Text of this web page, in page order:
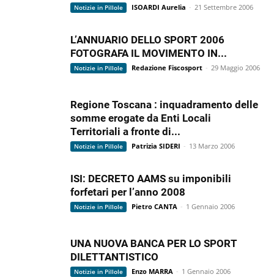
Notizie in Pillole ISOARDI Aurelia - 21 Settembre 2006
L’ANNUARIO DELLO SPORT 2006
FOTOGRAFA IL MOVIMENTO IN...
Notizie in Pillole Redazione Fiscosport - 29 Maggio 2006
Regione Toscana : inquadramento delle
somme erogate da Enti Locali
Territoriali a fronte di...
Notizie in Pillole Patrizia SIDERI - 13 Marzo 2006
ISI: DECRETO AAMS su imponibili
forfetari per l’anno 2008
Notizie in Pillole Pietro CANTA - 1 Gennaio 2006
UNA NUOVA BANCA PER LO SPORT
DILETTANTISTICO
Notizie in Pillole Enzo MARRA - 1 Gennaio 2006